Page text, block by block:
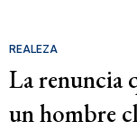
REALEZA
La renuncia
un hombre